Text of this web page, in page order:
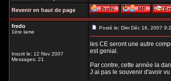
Revenir en haut de page
fredo
1ère lame
Inscrit le: 12 Nov 2007
Messages: 21
Posté le: Dim Déc 16, 2007
les CE seront une autre
est genial.
Par contre, cette année la
J ai pas le souvenir d'avoir